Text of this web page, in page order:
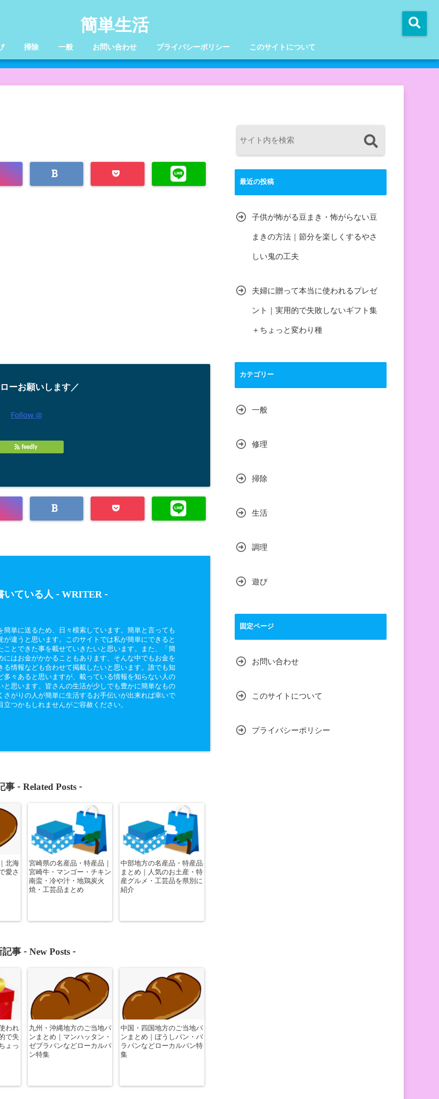
簡単生活
掃除 一般 お問い合わせ プライバシーポリシー このサイトについて
ーお願いします／
Follow @
feedly
いている人 - WRITER-
簡単に送るため、日々模索しています。簡単と言っても
が違うと思います。このサイトでは私が簡単にできると
ことできた事を載せていきたいと思います。また、「簡
にはお金がかかることもあります、そんな中でもお金を
る情報なども合わせて掲載したいと思います。誰でも知
多々あると思いますが、載っている情報を知らない人の
と思います。皆さんの生活が少しでも豊かに簡単なもの
さがりの人が簡単に生活するお手伝いが出来れば幸いで
立つかもしれませんがご容赦ください。
事 - Related Posts -
北海
愛さ
宮崎県の名産品・特産品｜
宮崎牛・マンゴー・チキン
南蛮・冷や汁・地鶏炭火
焼・工芸品まとめ
中部地方の名産品・特産品
まとめ｜人気のお土産・特
産グルメ・工芸品を県別に
紹介
事 - New Posts -
われ
で失
ょっ
九州・沖縄地方のご当地パ
ンまとめ｜マンハッタン・
ゼブラパンなどローカルパ
ン特集
中国・四国地方のご当地パ
ンまとめ｜ぼうしパン・バ
ラパンなどローカルパン特
集
最近の投稿
子供が怖がる豆まき・怖がらない豆
まきの方法｜節分を楽しくするやさ
しい鬼の工夫
夫婦に贈って本当に使われるプレゼ
ント｜実用的で失敗しないギフト集
＋ちょっと変わり種
カテゴリー
一般
修理
掃除
生活
調理
遊び
固定ページ
お問い合わせ
このサイトについて
プライバシーポリシー